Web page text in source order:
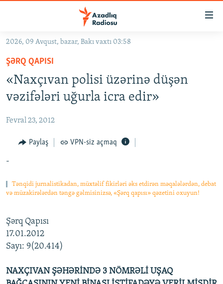
Əsas
qayıt
Əsas
naviqasiyaya
qayıt
Axtarışa
KORRUPSIOMETR
FƏRQƏ BAX
QANUNI DOĞRU
MULTIMEDIA
VIDEO
İNFOQRAFIKA
KARIKATURA
RADIO ARXIV
AZƏRBAYCAN ƏDƏBIYYATI KITABXANASI
İSLAM VƏ DEMOKRATIYA
İZ - MƏDƏNIYYƏT PROQRAMI
MISSIYAMIZ
PEŞƏ ETIKASI VƏ JURNALISTIKA STANDARTLARIMIZ
MATERIALLARIMIZDAN ISTIFADƏ
BIZI IZLƏ
2026, 09 Avqust, bazar, Bakı vaxtı 03:58
ŞƏRQ QAPISI
«Naxçıvan polisi üzərinə düşən
vəzifələri uğurla icra edir»
Fevral 23, 2012
Paylaş VPN-siz açmaq
-
Tənqidi jurnalistikadan, müxtəlif fikirləri əks etdirən məqalələrdən, debat
və müzakirələrdən təngə gəlmisinizsə, «Şərq qapısı» qəzetini oxuyun!
Şərq Qapısı
17.01.2012
Sayı: 9(20.414)
NAXÇIVAN ŞƏHƏRİNDƏ 3 NÖMRƏLİ UŞAQ